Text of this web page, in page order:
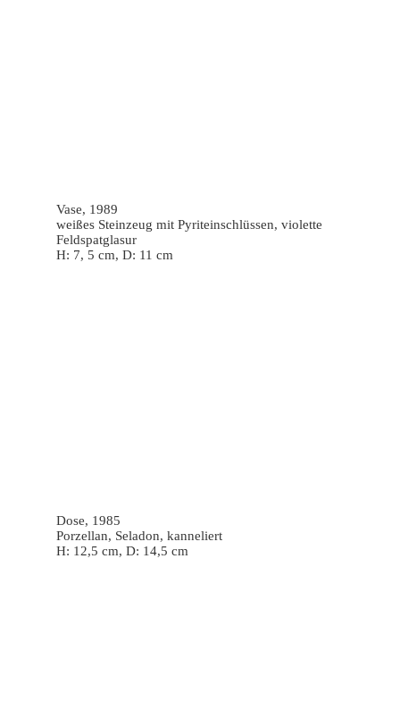
Vase, 1989
weißes Steinzeug mit Pyriteinschlüssen, violette
Feldspatglasur
H: 7, 5 cm, D: 11 cm
Dose, 1985
Porzellan, Seladon, kanneliert
H: 12,5 cm, D: 14,5 cm